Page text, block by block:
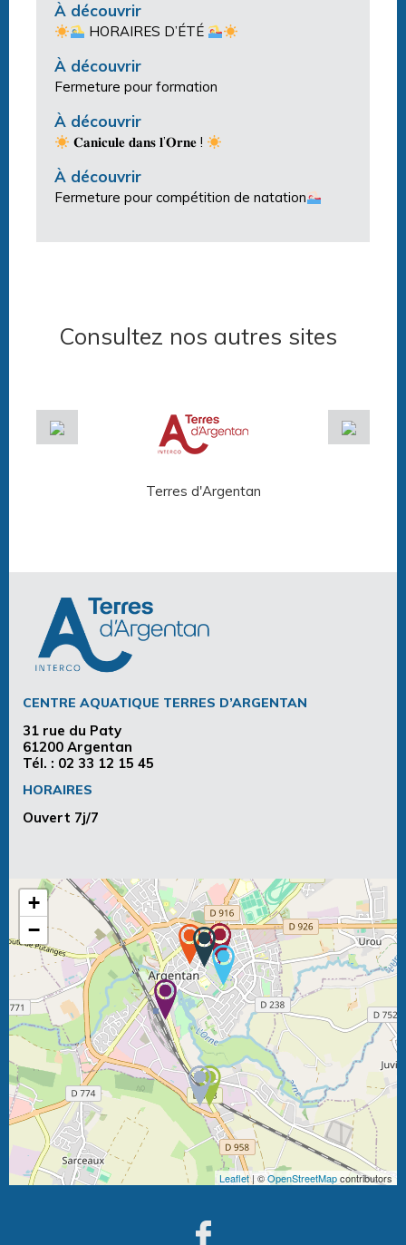
À découvrir
HORAIRES D’ÉTÉ
À découvrir
Fermeture pour formation
À découvrir
𝐂𝐚𝐧𝐢𝐜𝐮𝐥𝐞 𝐝𝐚𝐧𝐬 𝐥’𝐎𝐫𝐧𝐞 !
À découvrir
Fermeture pour compétition de natation
Consultez nos autres sites
Terres d'Argentan
CENTRE AQUATIQUE TERRES D’ARGENTAN
31 rue du Paty
61200 Argentan
Tél. : 02 33 12 15 45
HORAIRES
Ouvert 7j/7
+
−
Leaflet| ©OpenStreetMapcontributors